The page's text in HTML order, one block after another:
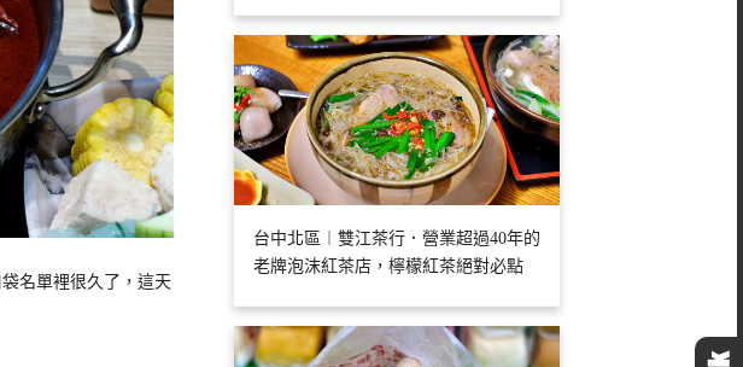
名單裡很久了，這天
台中北區︱雙江茶行．營業超過40年的
老牌泡沫紅茶店，檸檬紅茶絕對必點